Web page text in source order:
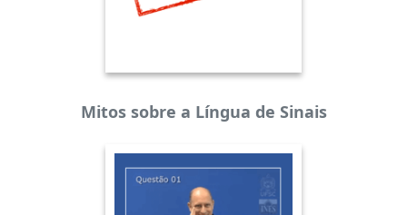
Mitos sobre a Língua de Sinais